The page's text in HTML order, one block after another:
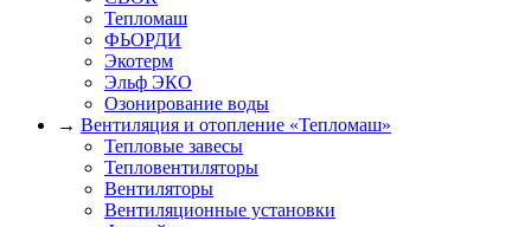
Тепломаш
ФЬОРДИ
Экотерм
Эльф ЭКО
Озонирование воды
→ Вентиляция и отопление «Тепломаш»
Тепловые завесы
Тепловентиляторы
Вентиляторы
Вентиляционные установки